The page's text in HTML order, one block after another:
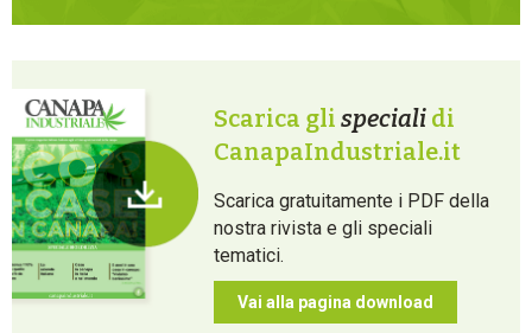
Scarica gli speciali di
CanapaIndustriale.it
Scarica gratuitamente i PDF della
nostra rivista e gli speciali
tematici.
Vai alla pagina download